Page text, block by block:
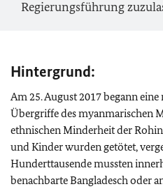
Regierungsführung
Hintergrund:
Am 25. August 2017 begann
Übergriffe des myanmarischen
ethnischen Minderheit der
und Kinder wurden getötet,
Hunderttausende mussten
benachbarte Bangladesch oder